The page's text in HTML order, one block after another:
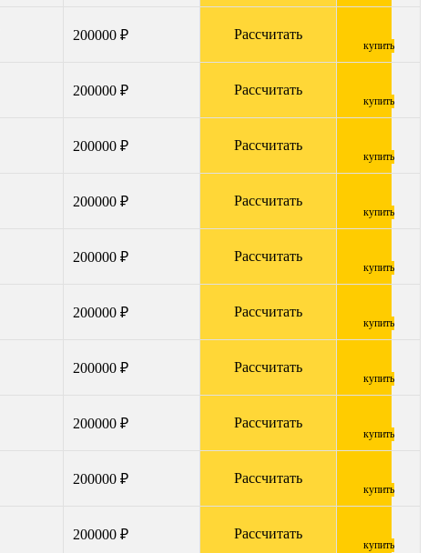
200000 ₽ Рассчитать
купить
200000 ₽ Рассчитать
купить
200000 ₽ Рассчитать
купить
200000 ₽ Рассчитать
купить
200000 ₽ Рассчитать
купить
200000 ₽ Рассчитать
купить
200000 ₽ Рассчитать
купить
200000 ₽ Рассчитать
купить
200000 ₽ Рассчитать
купить
200000 ₽ Рассчитать
купить